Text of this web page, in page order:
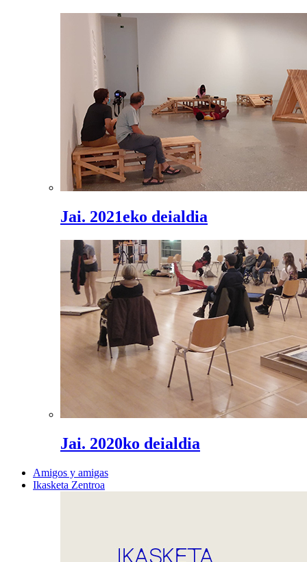
Jai. 2021eko deialdia
Jai. 2020ko deialdia
Amigos y amigas
Ikasketa Zentroa